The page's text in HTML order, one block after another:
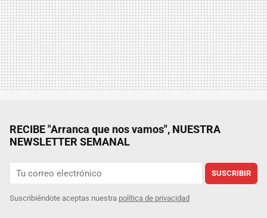
RECIBE "Arranca que nos vamos", NUESTRA
NEWSLETTER SEMANAL
SUSCRIBIR
Suscribiéndote aceptas nuestra política de privacidad